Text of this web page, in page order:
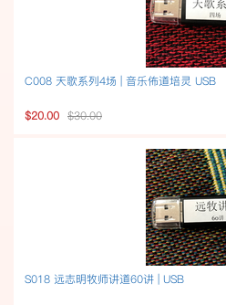
C008 天歌系列4场 | 音乐佈道培灵 USB
$20.00 $30.00
S018 远志明牧师讲道60讲 | USB